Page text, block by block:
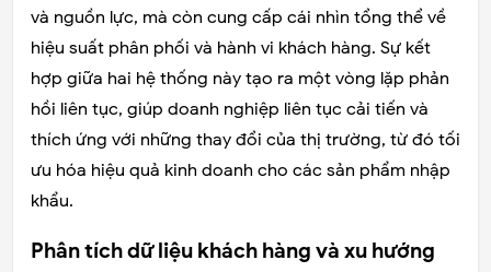
và nguồn lực, mà còn cung cấp cái nhìn tổng thể về
hiệu suất phân phối và hành vi khách hàng. Sự kết
hợp giữa hai hệ thống này tạo ra một vòng lặp phản
hồi liên tục, giúp doanh nghiệp liên tục cải tiến và
thích ứng với những thay đổi của thị trường, từ đó tối
ưu hóa hiệu quả kinh doanh cho các sản phẩm nhập
khẩu.
Phân tích dữ liệu khách hàng và xu hướng